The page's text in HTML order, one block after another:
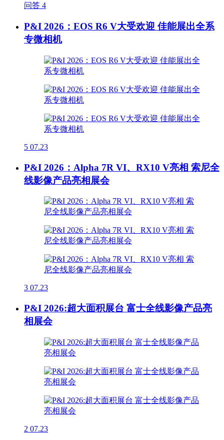
问答 4
P&I 2026：EOS R6 V大受欢迎 佳能展出全系
专微相机
5 07.23
P&I 2026：Alpha 7R VI、RX10 V亮相 索尼全
线影像产品亮相展会
3 07.23
P&I 2026:超大面积展台 富士全线影像产品亮
相展会
2 07.23